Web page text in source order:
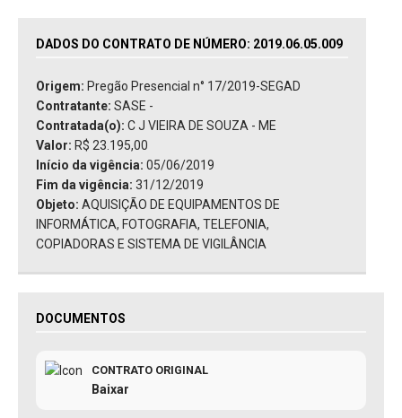
DADOS DO CONTRATO DE NÚMERO: 2019.06.05.009
Origem: Pregão Presencial n° 17/2019-SEGAD
Contratante: SASE -
Contratada(o): C J VIEIRA DE SOUZA - ME
Valor: R$ 23.195,00
Início da vigência: 05/06/2019
Fim da vigência: 31/12/2019
Objeto: AQUISIÇÃO DE EQUIPAMENTOS DE
INFORMÁTICA, FOTOGRAFIA, TELEFONIA,
COPIADORAS E SISTEMA DE VIGILÂNCIA
DOCUMENTOS
CONTRATO ORIGINAL
Baixar